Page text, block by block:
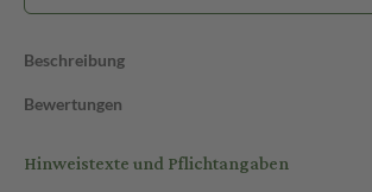
Beschreibung
Bewertungen
Hinweistexte und Pflichtangaben